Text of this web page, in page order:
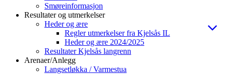
Smøreinformasjon
Resultater og utmerkelser
Heder og ære
Regler utmerkelser fra Kjelsås IL
Heder og ære 2024/2025
Resultater Kjelsås langrenn
Arenaer/Anlegg
Langsetløkka / Varmestua